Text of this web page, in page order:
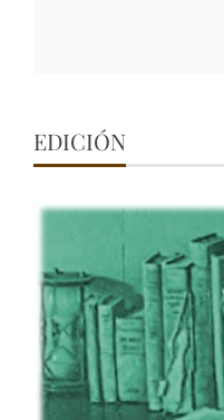
EDICIÓN